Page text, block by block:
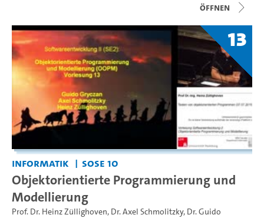
Öffnen
13
Informatik SoSe 10
Objektorientierte Programmierung und
Modellierung
Prof. Dr. Heinz Züllighoven, Dr. Axel Schmolitzky, Dr. Guido